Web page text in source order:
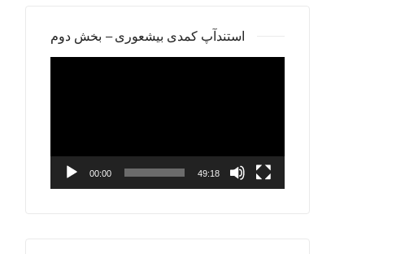
استندآپ کمدی بیشعوری – بخش دوم
00:00 49:18